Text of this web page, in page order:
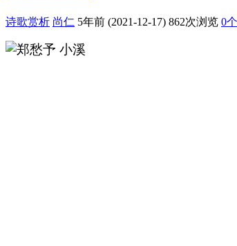
诗歌赏析 尚仁 5年前 (2021-12-17) 862次浏览 0